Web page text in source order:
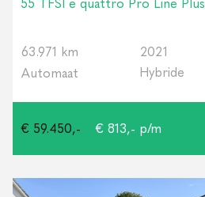
55 TFSI e quattro Pro Line Plus
63.971 km
2021
Automaat
Hybride
€ 59.450,- € 813,- p/m